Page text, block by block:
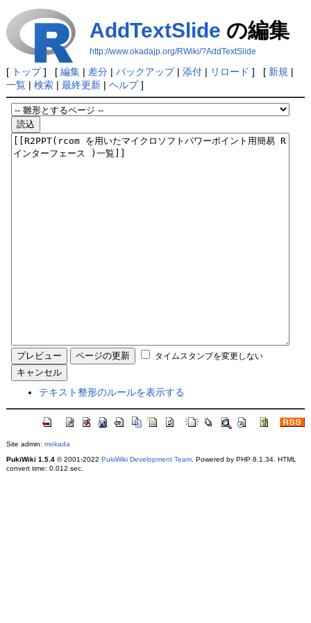
AddTextSlide の編集
http://www.okadajp.org/RWiki/?AddTextSlide
[ トップ] [ 編集| 差分| バックアップ| 添付| リロード ] [ 新規 |
一覧| 検索| 最終更新| ヘルプ]
タイムスタンプを変更しない
テキスト整形のルールを表示する
Site admin: mokada
PukiWiki 1.5.4© 2001-2022 PukiWiki Development Team. Powered by PHP 8.1.34. HTML
convert time: 0.012 sec.